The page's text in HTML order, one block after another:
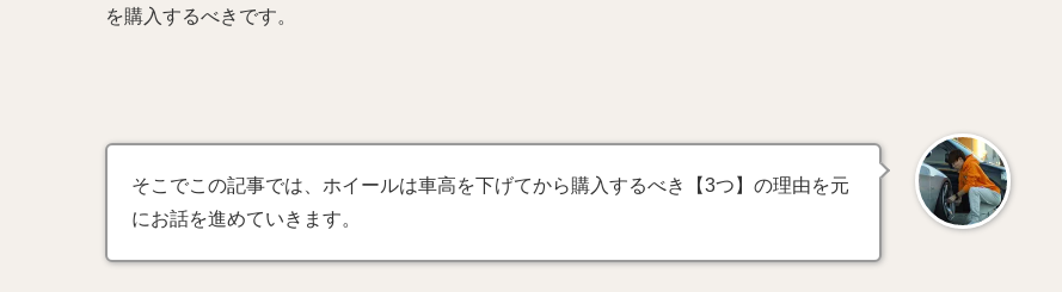
を購入するべきです。
そこでこの記事では、ホイールは車高を下げてから購入するべき【3つ】の理由を元
にお話を進めていきます。